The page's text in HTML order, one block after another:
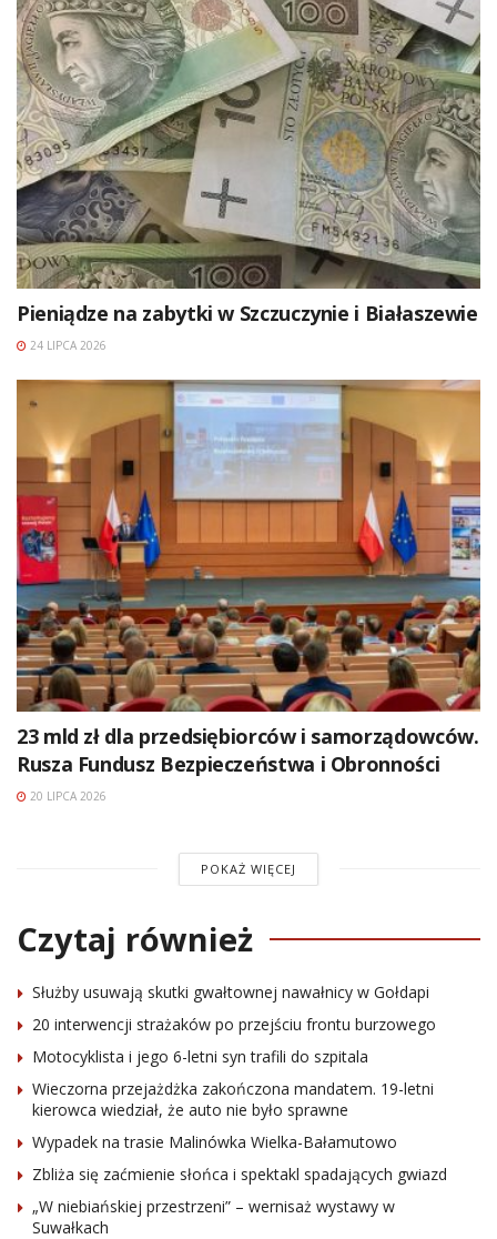
Pieniądze na zabytki w Szczuczynie i Białaszewie
24 LIPCA 2026
23 mld zł dla przedsiębiorców i samorządowców.
Rusza Fundusz Bezpieczeństwa i Obronności
20 LIPCA 2026
POKAŻ WIĘCEJ
Czytaj również
Służby usuwają skutki gwałtownej nawałnicy w Gołdapi
20 interwencji strażaków po przejściu frontu burzowego
Motocyklista i jego 6-letni syn trafili do szpitala
Wieczorna przejażdżka zakończona mandatem. 19-letni
kierowca wiedział, że auto nie było sprawne
Wypadek na trasie Malinówka Wielka-Bałamutowo
Zbliża się zaćmienie słońca i spektakl spadających gwiazd
„W niebiańskiej przestrzeni” – wernisaż wystawy w
Suwałkach